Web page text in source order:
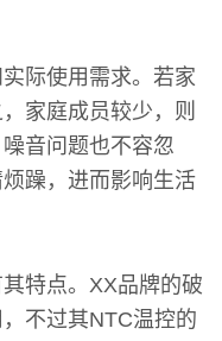
际使用需求。若家
家庭成员较少，则
音问题也不容忽
躁，进而影响生活
特点。XX品牌的破
不过其NTC温控的